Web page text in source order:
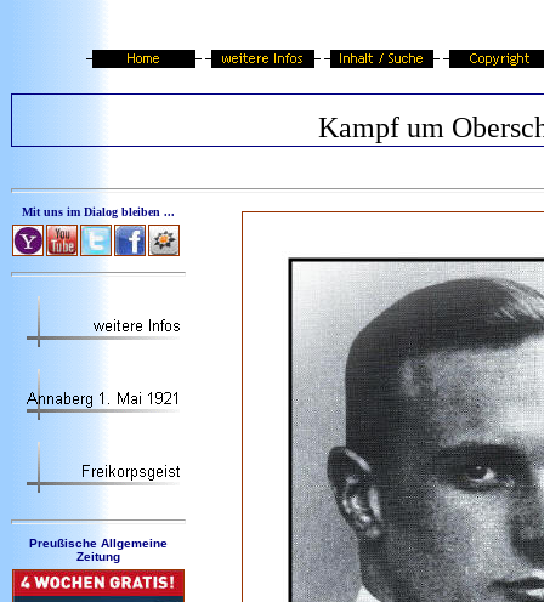
Kampf um
Mit uns im Dialog bleiben ...
Preußische Allgemeine
Zeitung